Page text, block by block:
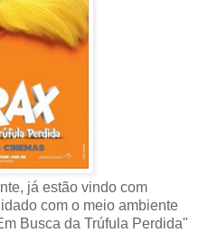
já estão vindo com
com o meio ambiente
Busca da Trúfula Perdida"